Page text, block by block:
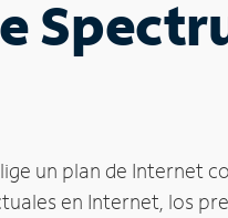
un plan de Internet
en Internet, los